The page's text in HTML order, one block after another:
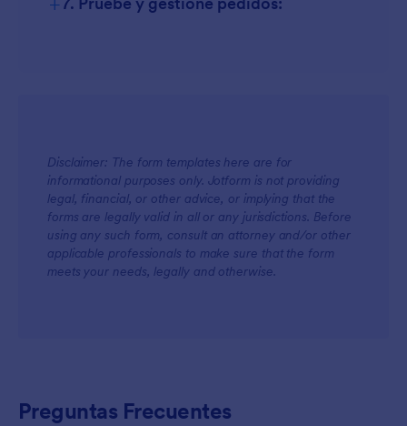
Disclaimer: The form templates here are for
informational purposes only. Jotform is not providing
legal, financial, or other advice, or implying that the
forms are legally valid in all or any jurisdictions. Before
using any such form, consult an attorney and/or other
applicable professionals to make sure that the form
meets your needs, legally and otherwise.
Preguntas Frecuentes